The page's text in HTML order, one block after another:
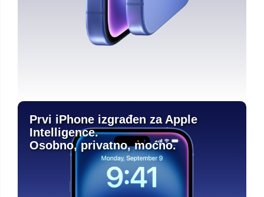
Prvi iPhone izgrađen za Apple
Intelligence.
Osobno, privatno, moćno.